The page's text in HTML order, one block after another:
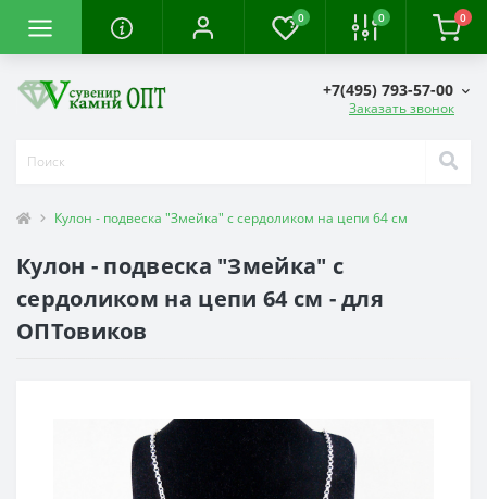
0 0 0
+7(495) 793-57-00
Заказать звонок
Кулон - подвеска "Змейка" с сердоликом на цепи 64 см
Кулон - подвеска "Змейка" с
сердоликом на цепи 64 см - для
ОПТовиков